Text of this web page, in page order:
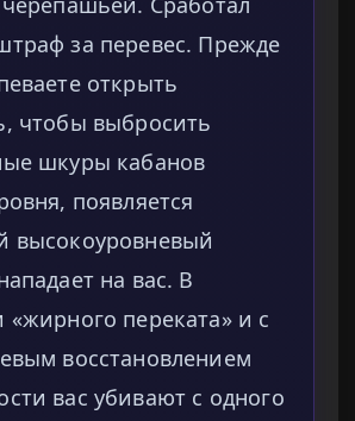
за перевес. Прежде
открыть
чтобы выбросить
шкуры кабанов
появляется
высокоуровневый
на вас. В
«жирного переката» и с
восстановлением
вас убивают с одного